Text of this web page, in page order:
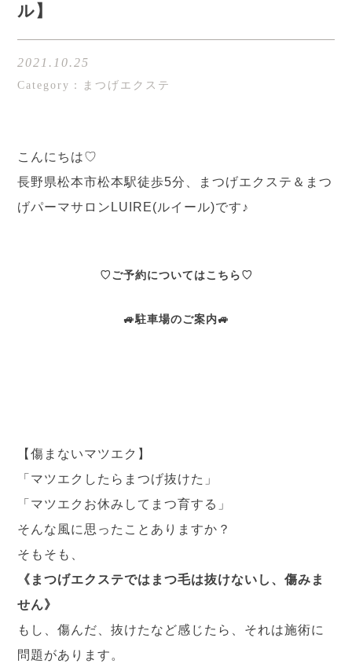
ル】
2021.10.25
Category：まつげエクステ
こんにちは♡
長野県松本市松本駅徒歩5分、まつげエクステ＆まつ
げパーマサロンLUIRE(ルイール)です♪
♡ご予約についてはこちら♡
🚙駐車場のご案内🚙
【傷まないマツエク】
「マツエクしたらまつげ抜けた」
「マツエクお休みしてまつ育する」
そんな風に思ったことありますか？
そもそも、
《まつげエクステではまつ毛は抜けないし、傷みま
せん》
もし、傷んだ、抜けたなど感じたら、 それは施術に
問題があります。